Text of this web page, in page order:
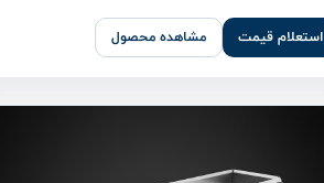
استعلام قیمت مشاهده محصول